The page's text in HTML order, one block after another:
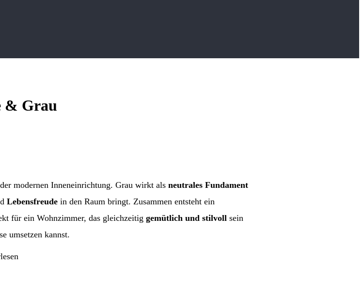
& Grau
modernen Inneneinrichtung. Grau wirkt als neutrales Fundament
Lebensfreude in den Raum bringt. Zusammen entsteht ein
für ein Wohnzimmer, das gleichzeitig gemütlich und stilvoll sein
umsetzen kannst.